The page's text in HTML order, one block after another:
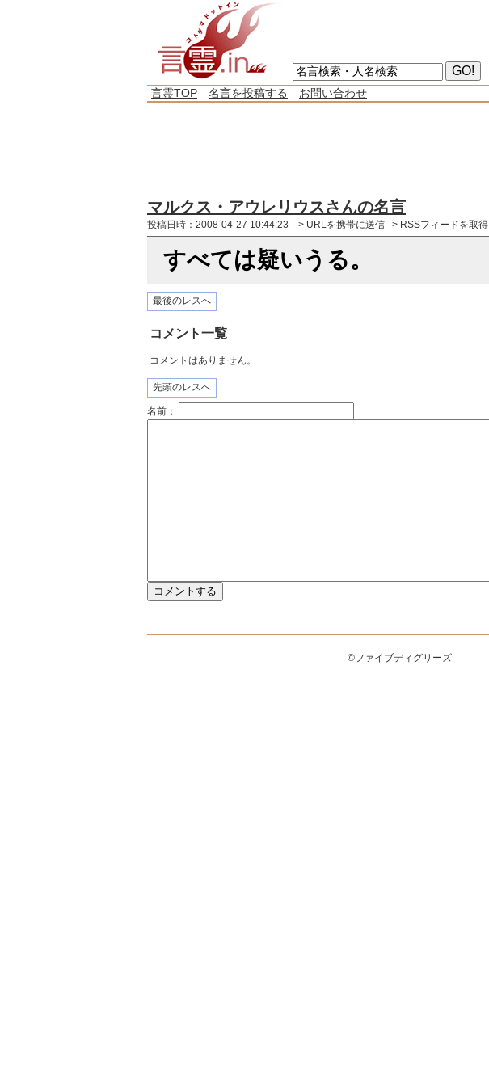
言霊TOP 名言を投稿する お問い合わせ
マルクス・アウレリウスさんの名言
投稿日時：2008-04-27 10:44:23 > URLを携帯に送信 > RSSフィードを取得
すべては疑いうる。
最後のレスへ
コメント一覧
コメントはありません。
先頭のレスへ
名前：
©ファイブディグリーズ